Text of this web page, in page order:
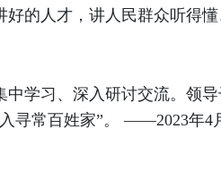
的人才，讲人民群众听得
学习、深入研讨交流。领
寻常百姓家”。 ——2023年4